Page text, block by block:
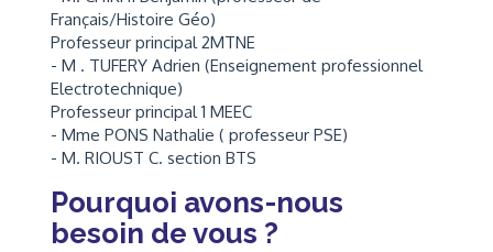
Français/Histoire Géo)
Professeur principal 2MTNE
- M . TUFERY Adrien (Enseignement professionnel
Electrotechnique)
Professeur principal 1 MEEC
- Mme PONS Nathalie ( professeur PSE)
- M. RIOUST C. section BTS
Pourquoi avons-nous
besoin de vous ?